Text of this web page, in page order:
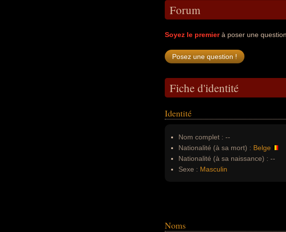
Forum
Soyez le premierà poser une
Fiche d'identité
Identité
Nom complet : --
Nationalité (à sa mort) : Belge
Nationalité (à sa naissance) : --
Sexe : Masculin
Noms